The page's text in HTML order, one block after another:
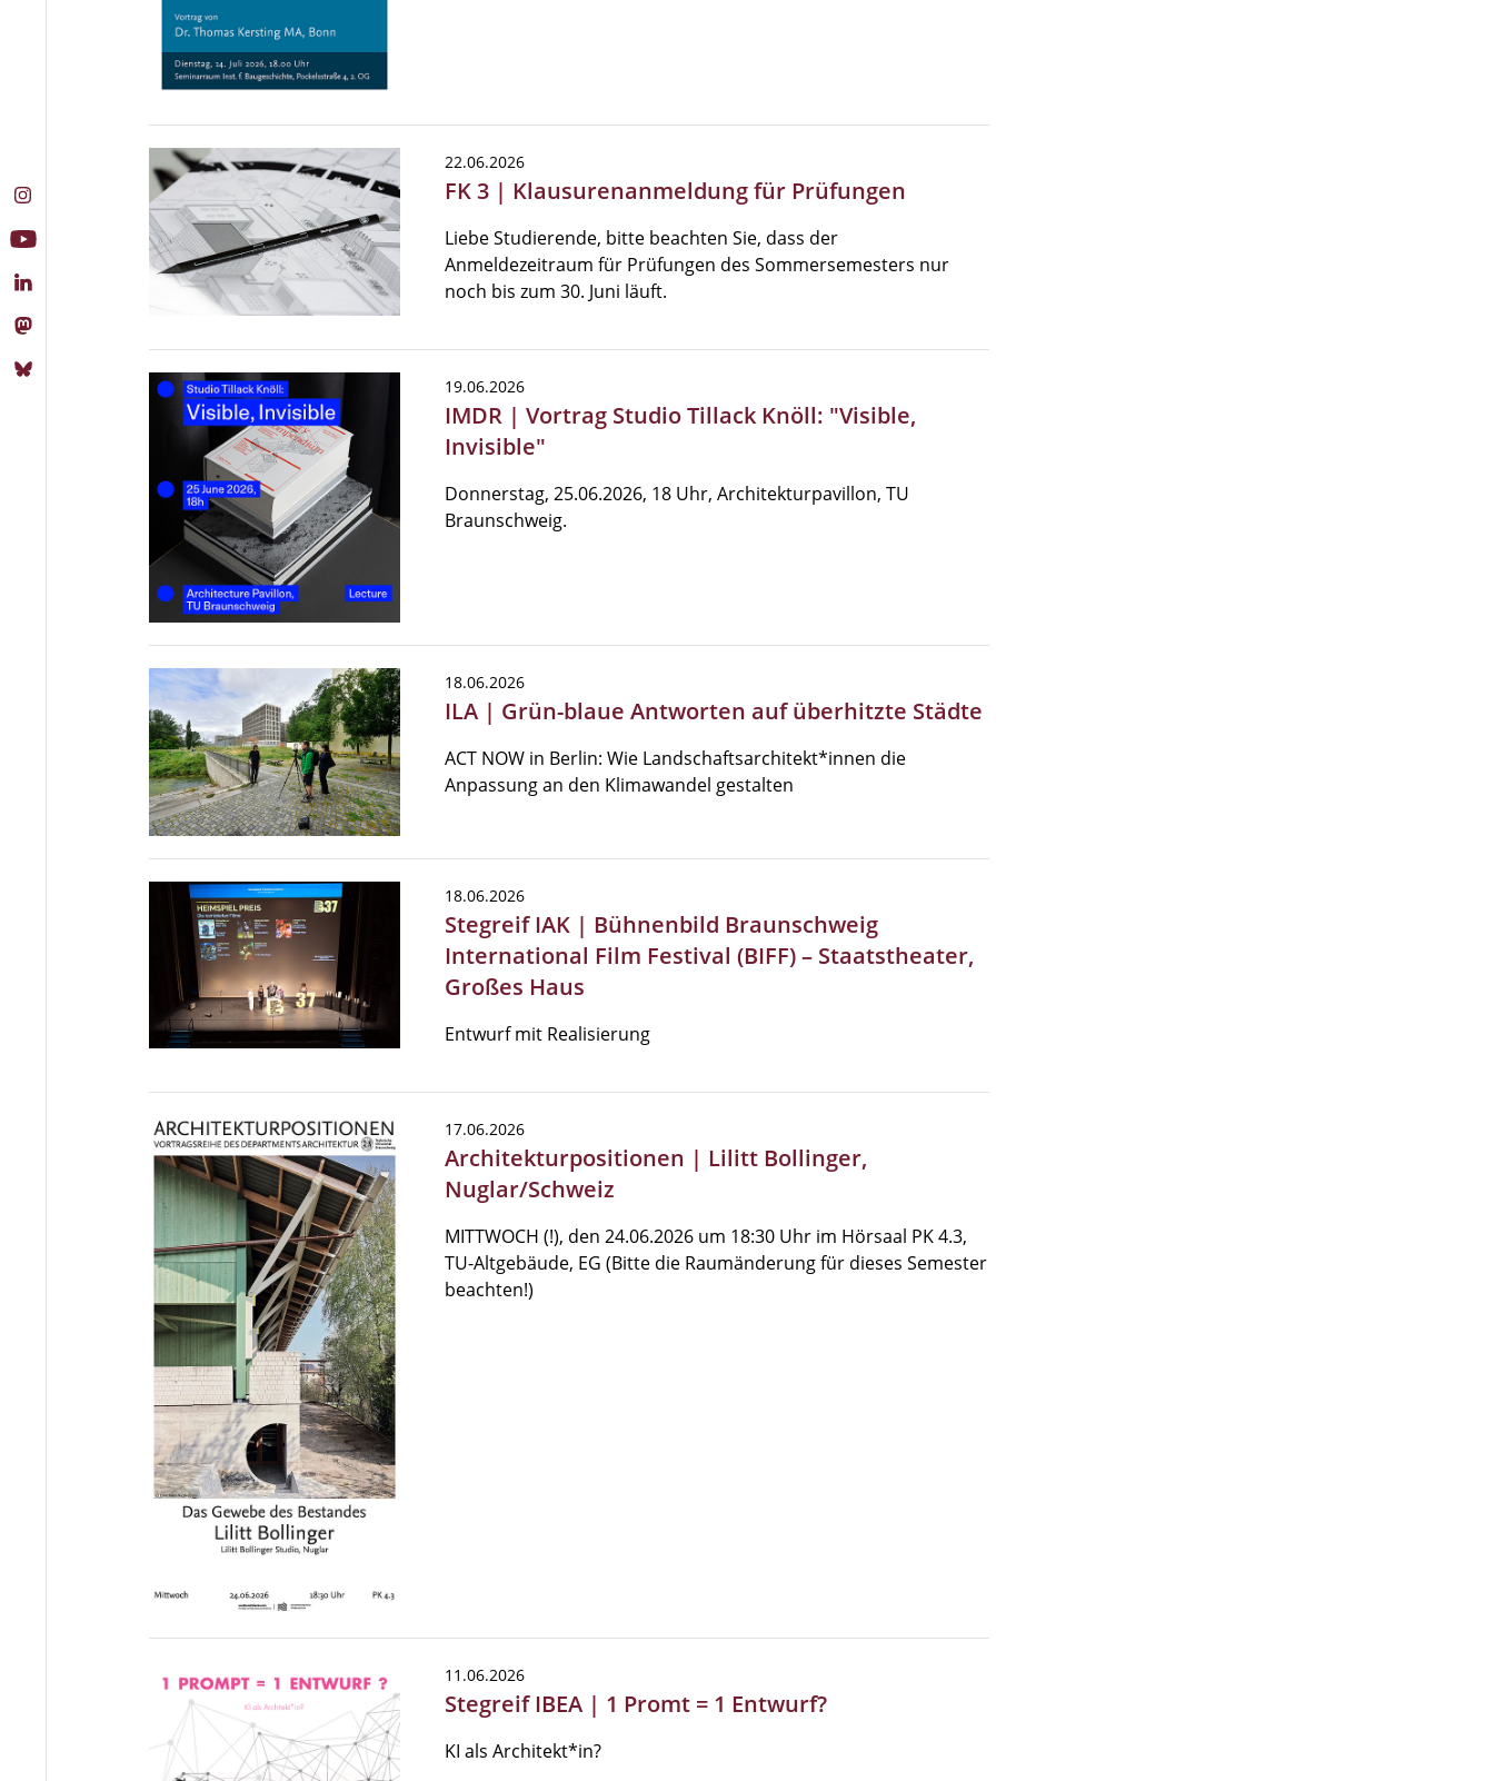
22.06.2026
FK 3 | Klausurenanmeldung für Prüfungen
Liebe Studierende, bitte beachten Sie, dass der
Anmeldezeitraum für Prüfungen des Sommersemesters nur
noch bis zum 30. Juni läuft.
19.06.2026
IMDR | Vortrag Studio Tillack Knöll: "Visible,
Invisible"
Donnerstag, 25.06.2026, 18 Uhr, Architekturpavillon, TU
Braunschweig.
18.06.2026
ILA | Grün-blaue Antworten auf überhitzte Städte
ACT NOW in Berlin: Wie Landschaftsarchitekt*innen die
Anpassung an den Klimawandel gestalten
18.06.2026
Stegreif IAK | Bühnenbild Braunschweig
International Film Festival (BIFF) – Staatstheater,
Großes Haus
Entwurf mit Realisierung
17.06.2026
Architekturpositionen | Lilitt Bollinger,
Nuglar/Schweiz
MITTWOCH (!), den 24.06.2026 um 18:30 Uhr im Hörsaal PK 4.3,
TU-Altgebäude, EG (Bitte die Raumänderung für dieses Semester
beachten!)
11.06.2026
Stegreif IBEA | 1 Promt = 1 Entwurf?
KI als Architekt*in?